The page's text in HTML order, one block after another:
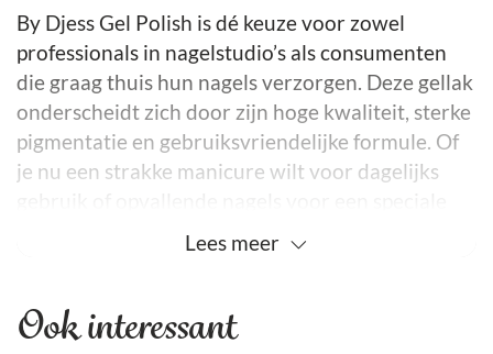
By Djess Gel Polish is dé keuze voor zowel
professionals in nagelstudio’s als consumenten
die graag thuis hun nagels verzorgen. Deze gellak
onderscheidt zich door zijn hoge kwaliteit, sterke
pigmentatie en gebruiksvriendelijke formule. Of
je nu een strakke manicure wilt voor dagelijks
gelegenheid, met By Djess kies je voor een
Hypoallergeen en Vrij van Schadelijke Stoffen
Steeds meer mensen krijgen last van allergische
Lees meer
Ook interessant